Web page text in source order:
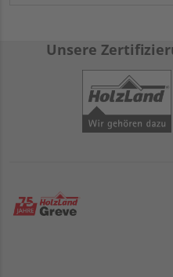
Unsere